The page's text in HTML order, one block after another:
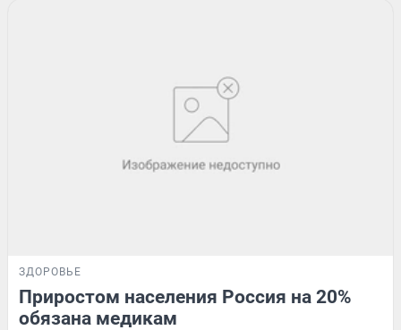
ЗДОРОВЬЕ
Приростом населения Россия на 20%
обязана медикам